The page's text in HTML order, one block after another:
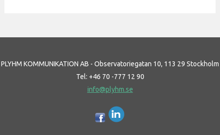
PLYHM KOMMUNIKATION AB - Observatoriegatan 10, 113 29 Stockholm
Tel: +46 70 -777 12 90
info@plyhm.se